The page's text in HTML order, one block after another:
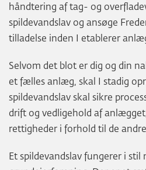
håndtering af tag- og
spildevandslav og ansøge
tilladelse inden I etablerer
Selvom det blot er dig og din
et fælles anlæg, skal I stadig
spildevandslav skal sikre
drift og vedligehold af
rettigheder i forhold til de
Et spildevandslav fungerer i stil